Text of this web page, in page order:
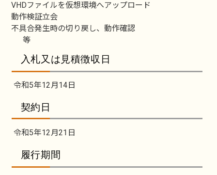
VHDファイルを仮想環境へアップロード
動作検証立会
不具合発生時の切り戻し、動作確認
等
入札又は見積徴収日
令和5年12月14日
契約日
令和5年12月21日
履行期間